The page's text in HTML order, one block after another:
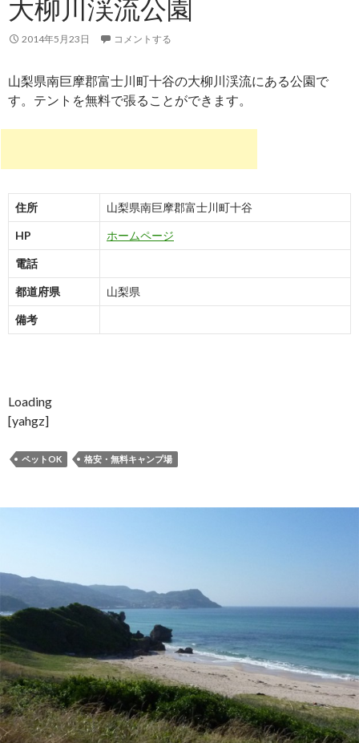
大柳川渓流公園
2014年5月23日 コメントする
山梨県南巨摩郡富士川町十谷の大柳川渓流にある公園で
す。テントを無料で張ることができます。
住所 山梨県南巨摩郡富士川町十谷
HP ホームページ
電話
都道府県 山梨県
備考
Loading
[yahgz]
ペットOK 格安・無料キャンプ場